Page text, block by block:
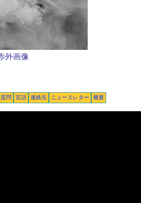
外画像
問 言語 連絡先 ニュースレター 概要